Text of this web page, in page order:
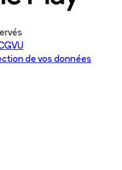
de vos données